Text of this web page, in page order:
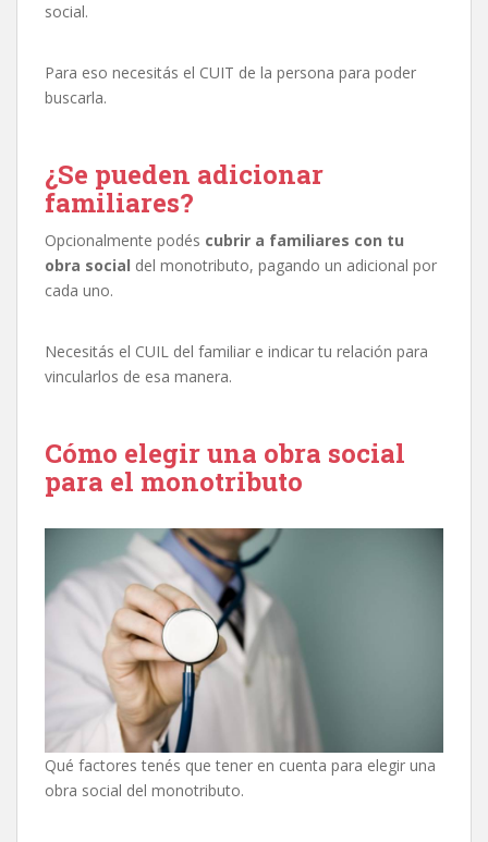
social.
Para eso necesitás el CUIT de la persona para poder
buscarla.
¿Se pueden adicionar
familiares?
Opcionalmente podés cubrir a familiares con tu
obra social del monotributo, pagando un adicional por
cada uno.
Necesitás el CUIL del familiar e indicar tu relación para
vincularlos de esa manera.
Cómo elegir una obra social
para el monotributo
Qué factores tenés que tener en cuenta para elegir una
obra social del monotributo.